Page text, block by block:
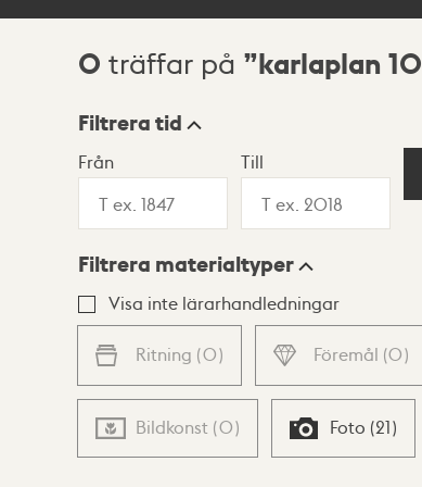
Sökresultat
0 träffar på karlaplan 10
Visningsläge
Lista Karta
Filtrera tid
Från Till
Filtrera materialtyper
Visa inte lärarhandledningar
Ritning (0) Föremål (0)
Bildkonst (0) Foto (21)